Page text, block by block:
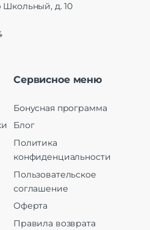
Школьный, д. 10
Сервисное меню
Бонусная программа
Блог
Политика
конфиденциальности
Пользовательское
соглашение
Оферта
Правила возврата